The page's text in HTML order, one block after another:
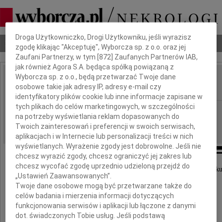
Nekrologi Odeszli Poradnik pogrzebowy
IMIĘ I NAZWISKO: Andrzej Iwanowski
REGION: Łódź, Kraków
DATA EMISJI: 22.03.2012
Z żalem zawiadamiamy, że w dniu 15 marca 2012
Andrzej Iwanowski
Dbamy o Twoją prywatność
Droga Użytkowniczko, Drogi Użytkowniku, jeśli wyrazisz
zgodę klikając "Akceptuję", Wyborcza sp. z o.o. oraz jej
Zaufani Partnerzy, w tym [872 ] Zaufanych Partnerów IAB,
jak również Agora S.A. będąca spółką powiązaną z
Wyborcza sp. z o.o., będą przetwarzać Twoje dane
osobowe takie jak adresy IP, adresy e-mail czy
identyfikatory plików cookie lub inne informacje zapisane w
tych plikach do celów marketingowych, w szczególności
na potrzeby wyświetlania reklam dopasowanych do
Twoich zainteresowań i preferencji w swoich serwisach,
aplikacjach i w Internecie lub personalizacji treści w nich
wyświetlanych. Wyrażenie zgody jest dobrowolne. Jeśli nie
chcesz wyrazić zgody, chcesz ograniczyć jej zakres lub
chcesz wycofać zgodę uprzednio udzieloną przejdź do
„Ustawień Zaawansowanych”.
Twoje dane osobowe mogą być przetwarzane także do
celów badania i mierzenia informacji dotyczących
funkcjonowania serwisów i aplikacji lub łączone z danymi
dot. świadczonych Tobie usług. Jeśli podstawą